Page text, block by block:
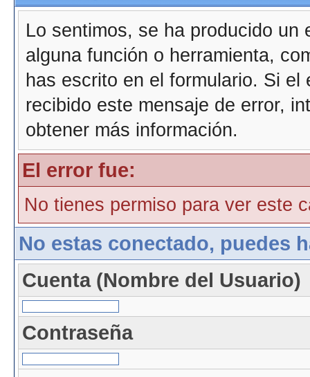
Lo sentimos, se ha producido
alguna función o herramienta,
has escrito en el formulario. Si
recibido este mensaje de error,
obtener más información.
El error fue:
No tienes permiso para ver este
No estas conectado, puedes
Cuenta (Nombre del Usuario)
Contraseña